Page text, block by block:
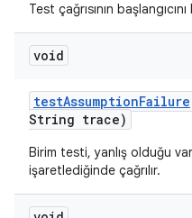
Test çağrısının
void
testAssumptionFailure
String trace)
Birim testi, yanlış olduğu
işaretlediğinde çağrılır.